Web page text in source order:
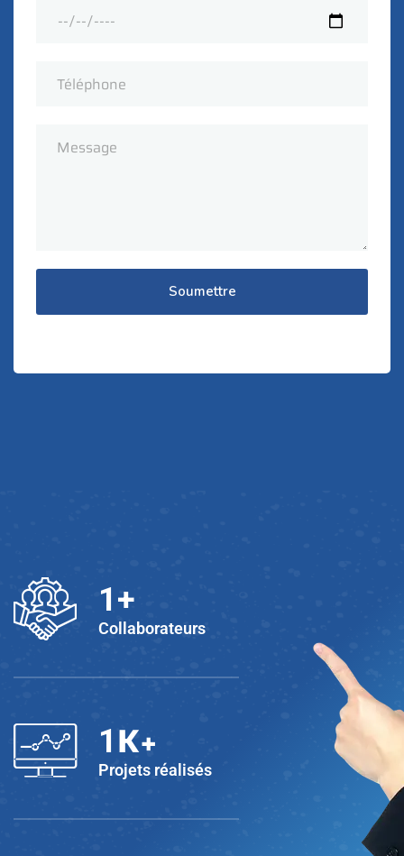
Soumettre
1+
Collaborateurs
1 K+
Projets réalisés